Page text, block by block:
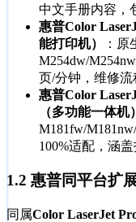
中文手册内容，
惠普Color
能打印机）
：
M254dw/
页/分钟，维修流
惠普Color
（多功能一体机）
M181fw/
100%适配，涵
1.2 惠普同平台扩
同属Color LaserJet